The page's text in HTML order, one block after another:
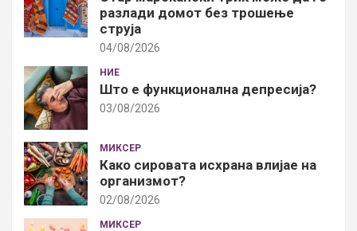
разлади домот без трошење
струја
04/08/2026
НИЕ
Што е функционална депресија?
03/08/2026
МИКСЕР
Како сировата исхрана влијае на
организмот?
02/08/2026
МИКСЕР